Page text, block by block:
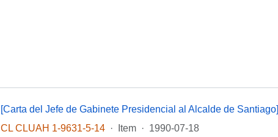
[Carta del Jefe de Gabinete Presidencial al Alcalde de Santiago]
CL CLUAH 1-9631-5-14
· Item · 1990-07-18